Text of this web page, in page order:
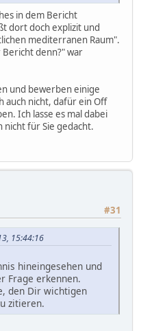
in dem Bericht
dort doch explizit und
mediterranen Raum".
denn?" war
und bewerben einige
auch nicht, dafür ein Off
Ich lasse es mal dabei
nicht für Sie gedacht.
#31
15:44:16
hineingesehen und
Frage erkennen.
den Dir wichtigen
zitieren.